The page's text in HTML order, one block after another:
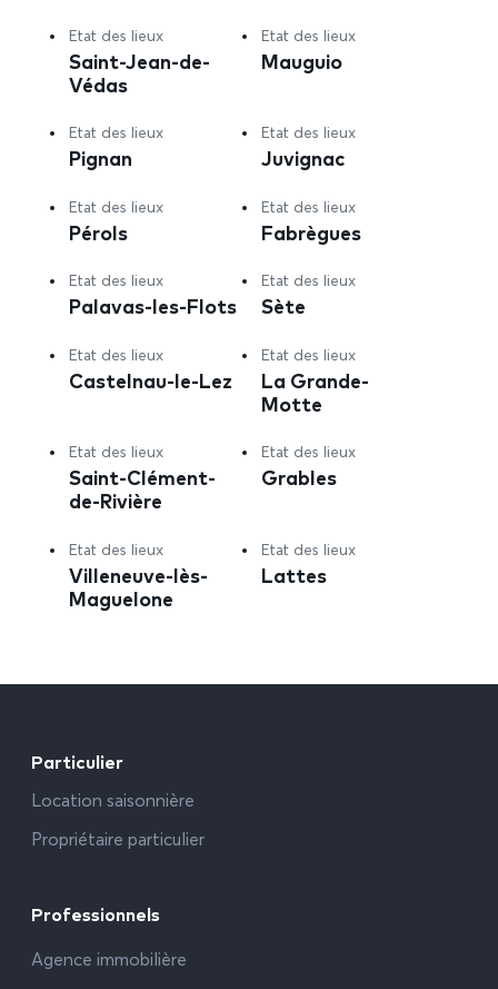
Etat des lieux
Saint-Jean-de-
Védas
Etat des lieux
Mauguio
Etat des lieux
Pignan
Etat des lieux
Juvignac
Etat des lieux
Pérols
Etat des lieux
Fabrègues
Etat des lieux
Palavas-les-Flots
Etat des lieux
Sète
Etat des lieux
Castelnau-le-Lez
Etat des lieux
La Grande-
Motte
Etat des lieux
Saint-Clément-
de-Rivière
Etat des lieux
Grables
Etat des lieux
Villeneuve-lès-
Maguelone
Etat des lieux
Lattes
Particulier
Location saisonnière
Propriétaire particulier
Professionnels
Agence immobilière